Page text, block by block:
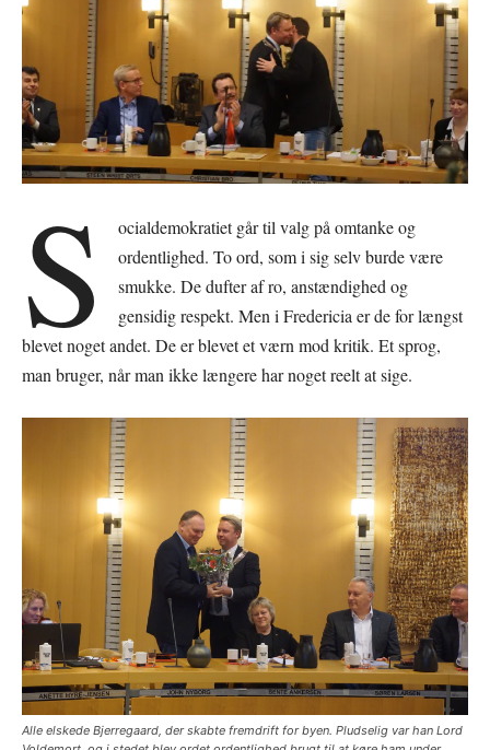
S
ocialdemokratiet går til valg på omtanke og
ordentlighed. To ord, som i sig selv burde være
smukke. De dufter af ro, anstændighed og
gensidig respekt. Men i Fredericia er de for længst
blevet noget andet. De er blevet et værn mod kritik. Et sprog,
man bruger, når man ikke længere har noget reelt at sige.
Alle elskede Bjerregaard, der skabte fremdrift for byen. Pludselig var han Lord